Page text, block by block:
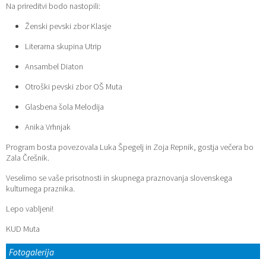
Na prireditvi bodo nastopili:
Ženski pevski zbor Klasje
Literarna skupina Utrip
Ansambel Diaton
Otroški pevski zbor OŠ Muta
Glasbena šola Melodija
Anika Vrhnjak
Program bosta povezovala Luka Špegelj in Zoja Repnik, gostja večera bo
Zala Črešnik.
Veselimo se vaše prisotnosti in skupnega praznovanja slovenskega
kulturnega praznika.
Lepo vabljeni!
KUD Muta
Fotogalerija